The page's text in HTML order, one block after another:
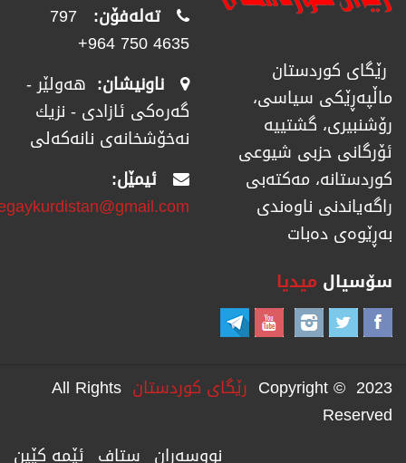
رێگای كوردستان
ماڵپەڕێكی سیاسی،
رۆشنبیری، گشتییە
ئۆرگانی حزبی شیوعی
كوردستانە، مەكتەبی
راگەیاندنی ناوەندی
بەڕێوەی دەبات
تەلەفۆن: 797
4635 750 964+
ناونیشان: هەولێر -
گەرەکی ئازادی - نزیك
نەخۆشخانەی نانەکەلی
ئیمێل:
سۆسیال میدیا
Copyright © 2023 رێگای كوردستان All Rights
Reserved
ئێمە کێین ستاف نووسەران